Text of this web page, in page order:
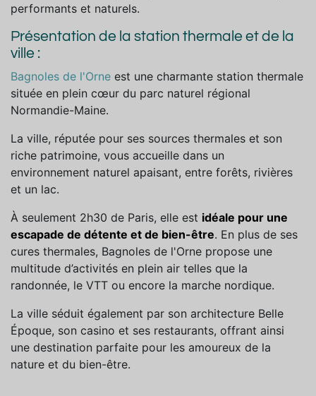
performants et naturels.
Présentation de la station thermale et de la
ville :
Bagnoles de l'Orne est une charmante station thermale
située en plein cœur du parc naturel régional
Normandie-Maine.
La ville, réputée pour ses sources thermales et son
riche patrimoine, vous accueille dans un
environnement naturel apaisant, entre forêts, rivières
et un lac.
À seulement 2h30 de Paris, elle est idéale pour une
escapade de détente et de bien-être. En plus de ses
cures thermales, Bagnoles de l'Orne propose une
multitude d’activités en plein air telles que la
randonnée, le VTT ou encore la marche nordique.
La ville séduit également par son architecture Belle
Époque, son casino et ses restaurants, offrant ainsi
une destination parfaite pour les amoureux de la
nature et du bien-être.